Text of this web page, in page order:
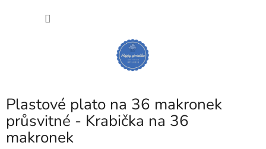
Plastové plato na 36 makronek
průsvitné - Krabička na 36
makronek